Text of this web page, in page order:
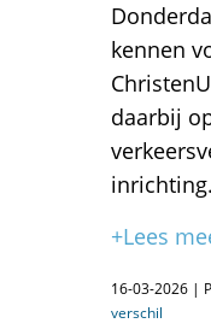
kennen
daarbij
inrichting.
+Lees
16-03-2026 |
verschil